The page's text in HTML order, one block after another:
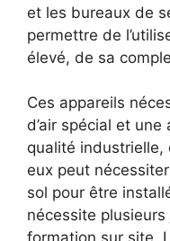
et les bureaux de
permettre de
élevé, de sa
Ces appareils
d’air spécial et
qualité industrielle,
eux peut nécessiter
sol pour être
nécessite
formation sur site.